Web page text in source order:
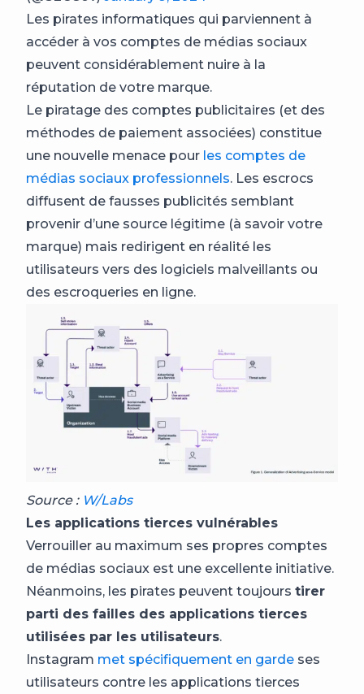
Les pirates informatiques qui parviennent à
accéder à vos comptes de médias sociaux
peuvent considérablement nuire à la
réputation de votre marque.
Le piratage des comptes publicitaires (et des
méthodes de paiement associées) constitue
une nouvelle menace pour les comptes de
médias sociaux professionnels. Les escrocs
diffusent de fausses publicités semblant
provenir d’une source légitime (à savoir votre
marque) mais redirigent en réalité les
utilisateurs vers des logiciels malveillants ou
des escroqueries en ligne.
Source : W/Labs
Les applications tierces vulnérables
Verrouiller au maximum ses propres comptes
de médias sociaux est une excellente initiative.
Néanmoins, les pirates peuvent toujours tirer
parti des failles des applications tierces
utilisées par les utilisateurs.
Instagram met spécifiquement en garde ses
utilisateurs contre les applications tierces